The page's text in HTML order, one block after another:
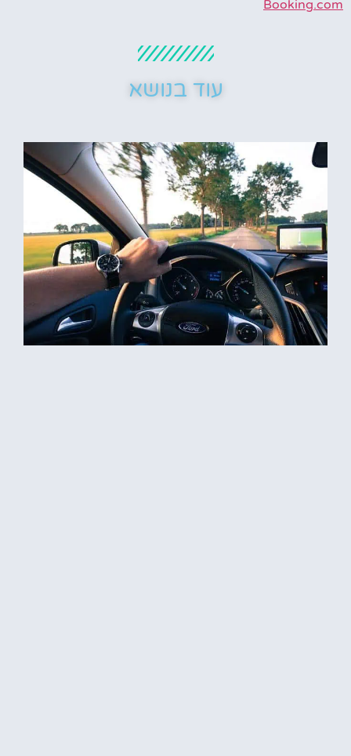
Booking.com
עוד בנושא